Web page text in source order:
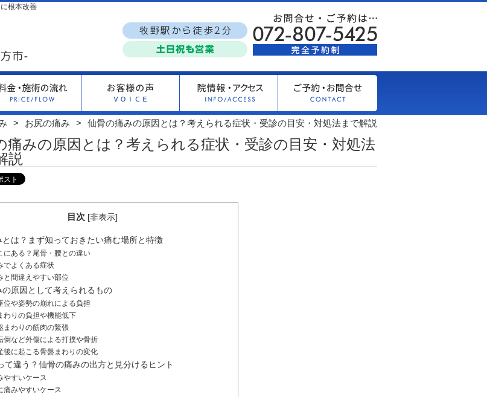
根本改善
お尻の痛み 仙骨の痛みの原因とは？考えられる症状・受診の目安・対処法まで解説
痛みの原因とは？考えられる症状・受診の目安・対処法
説
目次 [非表示]
とは？まず知っておきたい痛む場所と特徴
にある？尾骨・腰との違い
でよくある症状
と間違えやすい部位
原因として考えられるもの
位や姿勢の崩れによる負担
わりの負担や機能低下
まわりの筋肉の緊張
倒など外傷による打撲や骨折
後に起こる骨盤まわりの変化
て違う？仙骨の痛みの出方と見分けるヒント
やすいケース
痛みやすいケース